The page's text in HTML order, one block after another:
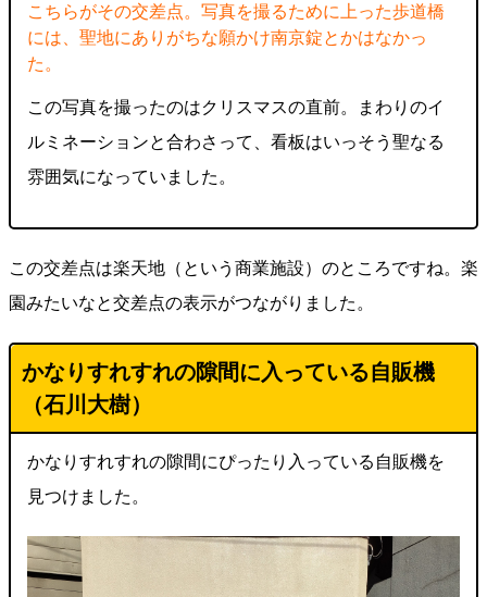
こちらがその交差点。写真を撮るために上った歩道橋
には、聖地にありがちな願かけ南京錠とかはなかっ
た。
この写真を撮ったのはクリスマスの直前。まわりのイ
ルミネーションと合わさって、看板はいっそう聖なる
雰囲気になっていました。
この交差点は楽天地（という商業施設）のところですね。楽
園みたいなと交差点の表示がつながりました。
かなりすれすれの隙間に入っている自販機
（石川大樹）
かなりすれすれの隙間にぴったり入っている自販機を
見つけました。